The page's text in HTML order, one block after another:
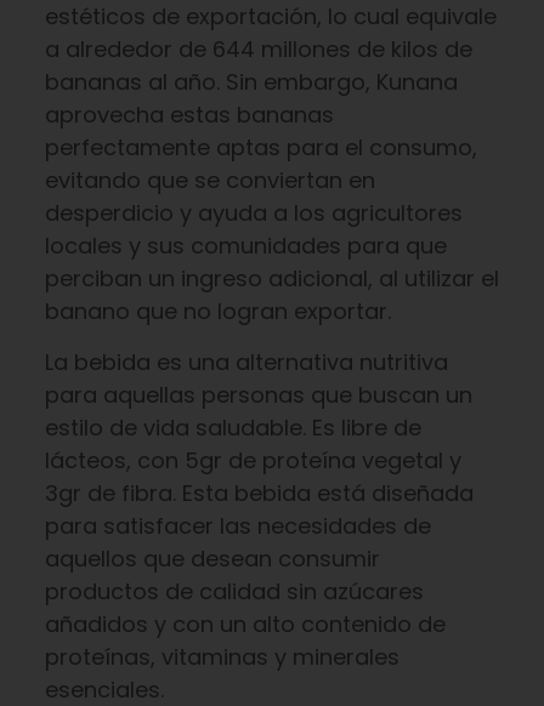
estéticos de exportación, lo cual equivale
a alrededor de 644 millones de kilos de
bananas al año. Sin embargo, Kunana
aprovecha estas bananas
perfectamente aptas para el consumo,
evitando que se conviertan en
desperdicio y ayuda a los agricultores
locales y sus comunidades para que
perciban un ingreso adicional, al utilizar el
banano que no logran exportar.
La bebida es una alternativa nutritiva
para aquellas personas que buscan un
estilo de vida saludable. Es libre de
lácteos, con 5gr de proteína vegetal y
3gr de fibra. Esta bebida está diseñada
para satisfacer las necesidades de
aquellos que desean consumir
productos de calidad sin azúcares
añadidos y con un alto contenido de
proteínas, vitaminas y minerales
esenciales.